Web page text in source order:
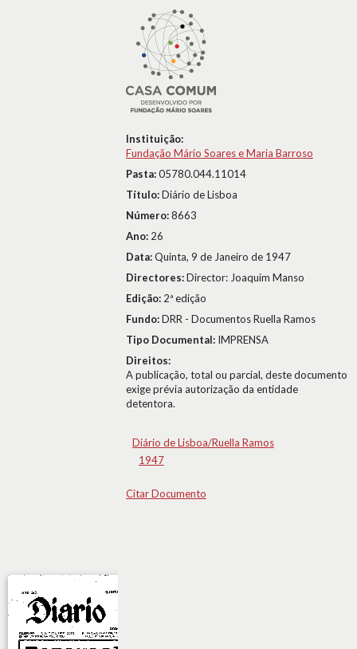
Instituição:
Fundação Mário Soares e Maria Barroso
Pasta:05780.044.11014
Título:Diário de Lisboa
Número:8663
Ano: 26
Data:Quinta, 9 de Janeiro de 1947
Directores:Director: Joaquim Manso
Edição: 2ª edição
Fundo:DRR - Documentos Ruella Ramos
Tipo Documental: IMPRENSA
Direitos:
A publicação, total ou parcial, deste documento
exige prévia autorização da entidade
detentora.
Diário de Lisboa/Ruella Ramos
1947
Citar Documento